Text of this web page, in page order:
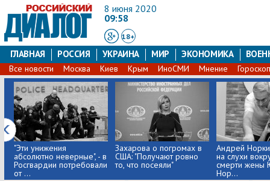
8 июня 2020
09:58
18+
ГЛАВНАЯ РОССИЯ УКРАИНА МИР ЭКОНОМИКА
Все новости Москва Киев Крым ИноСМИ Мнение
"Эти унижения
абсолютно неверные", - в
Росгвардии потребовали
от ...
Захарова о погромах в
США: "Получают ровно
то, что посеяли"
Андрей
на слухи
смерти жены
Нор...